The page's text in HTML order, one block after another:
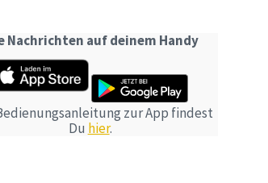
Nachrichten auf deinem Handy
zur App findest
Du hier.